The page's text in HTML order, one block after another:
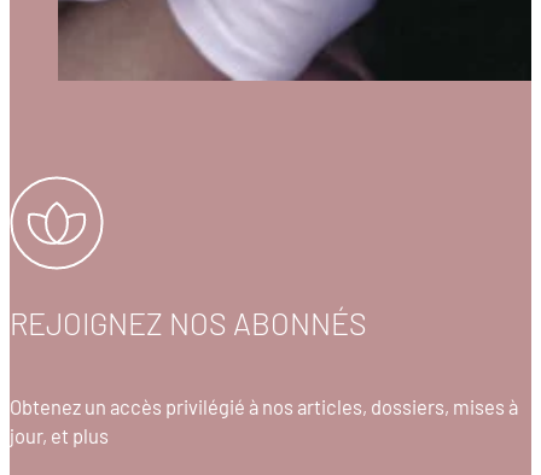
REJOIGNEZ NOS ABONNÉS
Obtenez un accès privilégié à nos articles, dossiers, mises à
jour, et plus